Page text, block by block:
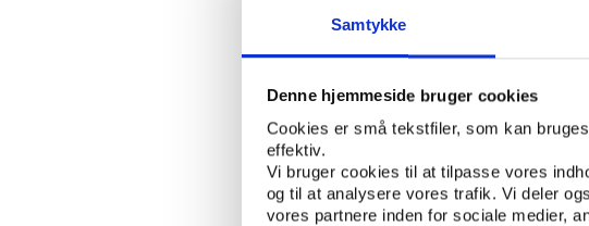
Samtykke
Denne hjemmeside bruger cookies
Cookies er små tekstfiler, som kan
effektiv.
Vi bruger cookies til at tilpasse vores
og til at analysere vores trafik. Vi deler
vores partnere inden for sociale medier,
KIF formåede på trods af
sammen i grundspillet, hvilket
underpræsteret mest. Også HC
TTH Holstebro klarede sig
følge.
Men hvordan ser det ud, når man
Figur 2: Sammenhæng mellem